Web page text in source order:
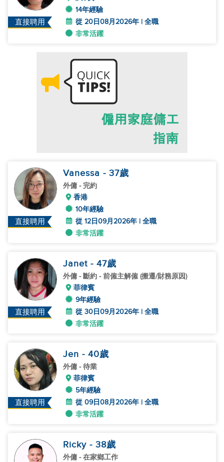
直接聘用
14年經驗
從 20日08月2026年 | 全職
非常活躍
直接聘用
Vanessa - 37歲
外傭 - 完約
香港
10年經驗
從 12日09月2026年 | 全職
非常活躍
直接聘用
Janet - 47歲
外傭 - 斷約 - 前僱主解僱 (搬遷/財務原因)
菲律賓
9年經驗
從 30日09月2026年 | 全職
非常活躍
直接聘用
Jen - 40歲
外傭 - 待業
菲律賓
5年經驗
從 09日08月2026年 | 全職
非常活躍
Ricky - 38歲
外傭 - 在家鄉工作